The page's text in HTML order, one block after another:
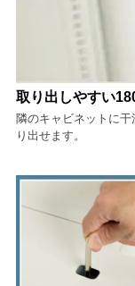
取り出しやすい
隣のキャビネットに
り出せます。